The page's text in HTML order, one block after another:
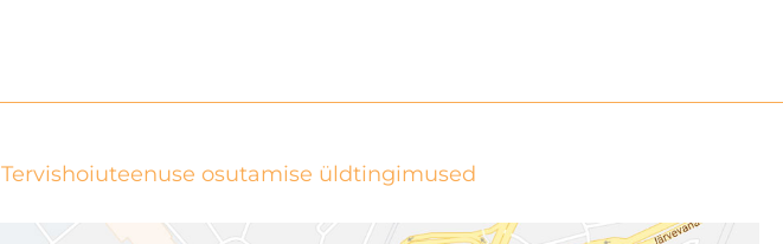
Tervishoiuteenuse osutamise üldtingimused